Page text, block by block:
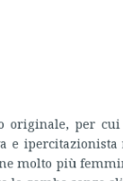
e
le gambe senza